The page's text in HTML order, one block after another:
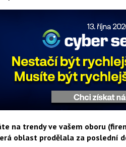
na trendy ve vašem oboru
oblast prodělala za poslední